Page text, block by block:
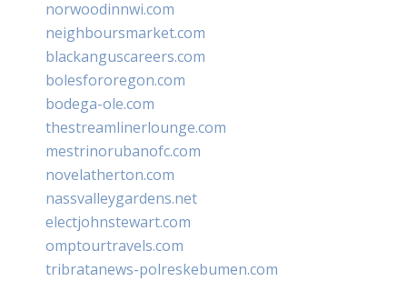
norwoodinnwi.com
neighboursmarket.com
blackanguscareers.com
bolesfororegon.com
bodega-ole.com
thestreamlinerlounge.com
mestrinorubanofc.com
novelatherton.com
nassvalleygardens.net
electjohnstewart.com
omptourtravels.com
tribratanews-polreskebumen.com